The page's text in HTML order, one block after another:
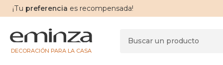
¡Tu preferencia es recompensada!
DECORACIÓN PARA LA CASA